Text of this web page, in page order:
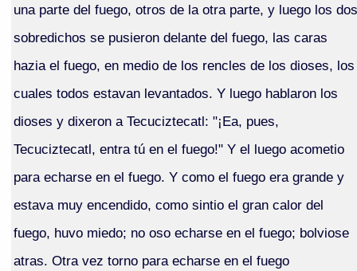
una parte del fuego, otros de la otra parte, y luego los dos
sobredichos se pusieron delante del fuego, las caras
hazia el fuego, en medio de los rencles de los dioses, los
cuales todos estavan levantados. Y luego hablaron los
dioses y dixeron a Tecuciztecatl: "¡Ea, pues,
Tecuciztecatl, entra tú en el fuego!" Y el luego acometio
para echarse en el fuego. Y como el fuego era grande y
estava muy encendido, como sintio el gran calor del
fuego, huvo miedo; no oso echarse en el fuego; bolviose
atras. Otra vez torno para echarse en el fuego